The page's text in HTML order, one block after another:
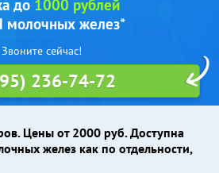
Цены от 2000 руб. Доступна
желез как по отдельности,
до 1000 рублей
молочных желез*
Звоните сейчас!
236-74-72